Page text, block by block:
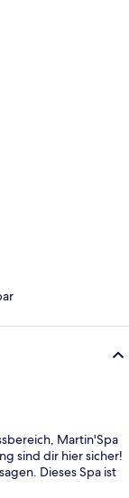
Martin'Spa
sind dir hier sicher!
Dieses Spa ist